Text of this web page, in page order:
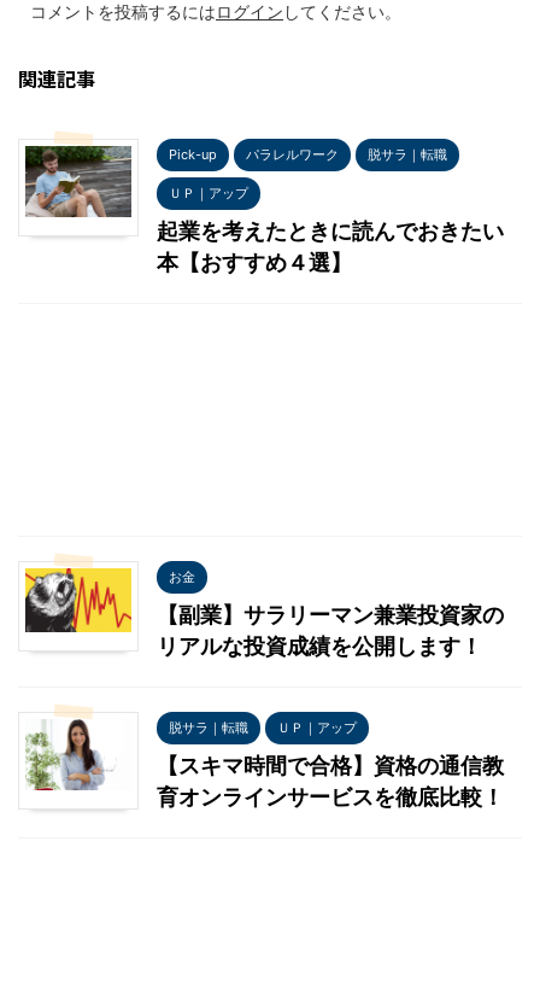
コメントを投稿するにはログイン してください。
関連記事
Pick-up パラレルワーク 脱サラ｜転職
ＵＰ｜アップ
起業を考えたときに読んでおきたい
本【おすすめ４選】
お金
【副業】サラリーマン兼業投資家の
リアルな投資成績を公開します！
脱サラ｜転職 ＵＰ｜アップ
【スキマ時間で合格】資格の通信教
育オンラインサービスを徹底比較！